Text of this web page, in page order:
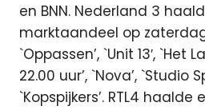
en BNN. Nederland 3
marktaandeel op
`Oppassen’, `Unit 13′, `Het
22.00 uur’, `Nova’, `Studio
`Kopspijkers’. RTL4